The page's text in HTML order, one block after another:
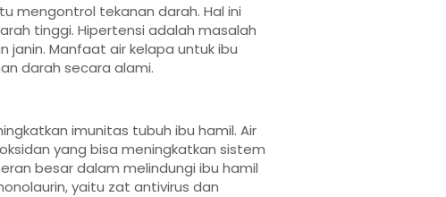
mengontrol tekanan darah. Hal ini
tinggi. Hipertensi adalah masalah
janin. Manfaat air kelapa untuk ibu
darah secara alami.
imunitas tubuh ibu hamil. Air
yang bisa meningkatkan sistem
besar dalam melindungi ibu hamil
yaitu zat antivirus dan